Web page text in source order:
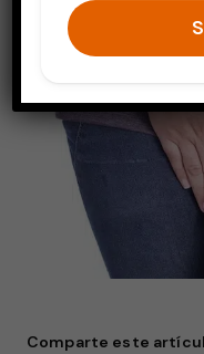
Comparte este